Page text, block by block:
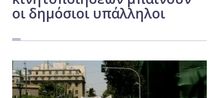
οι δημόσιοι υπάλληλοι
Εργασία
Τοπικά
Αγροτικά
Οικονομία